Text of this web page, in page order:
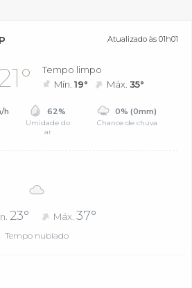
Atualizado às 01h01
Tempo limpo
Mín.19° Máx.35°
h 62%
Umidade do
ar
0% (0mm)
Chance de chuva
23° Máx. 37°
Tempo nublado